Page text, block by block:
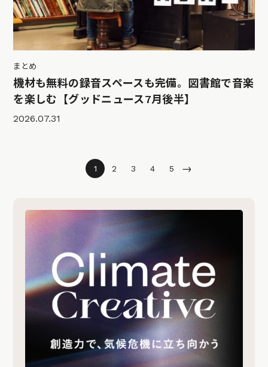
まとめ
機材も無料の録音スペースも完備。図書館で音楽
を楽しむ【グッドニュース7月後半】
2026.07.31
1 2 3 4 5 →